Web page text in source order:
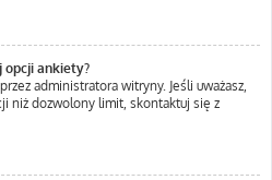
opcji ankiety?
administratora witryny. Jeśli uważasz,
niż dozwolony limit, skontaktuj się z